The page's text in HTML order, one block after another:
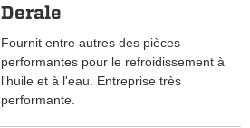
Derale
Fournit entre autres des pièces
performantes pour le refroidissement à
l'huile et à l'eau. Entreprise très
performante.